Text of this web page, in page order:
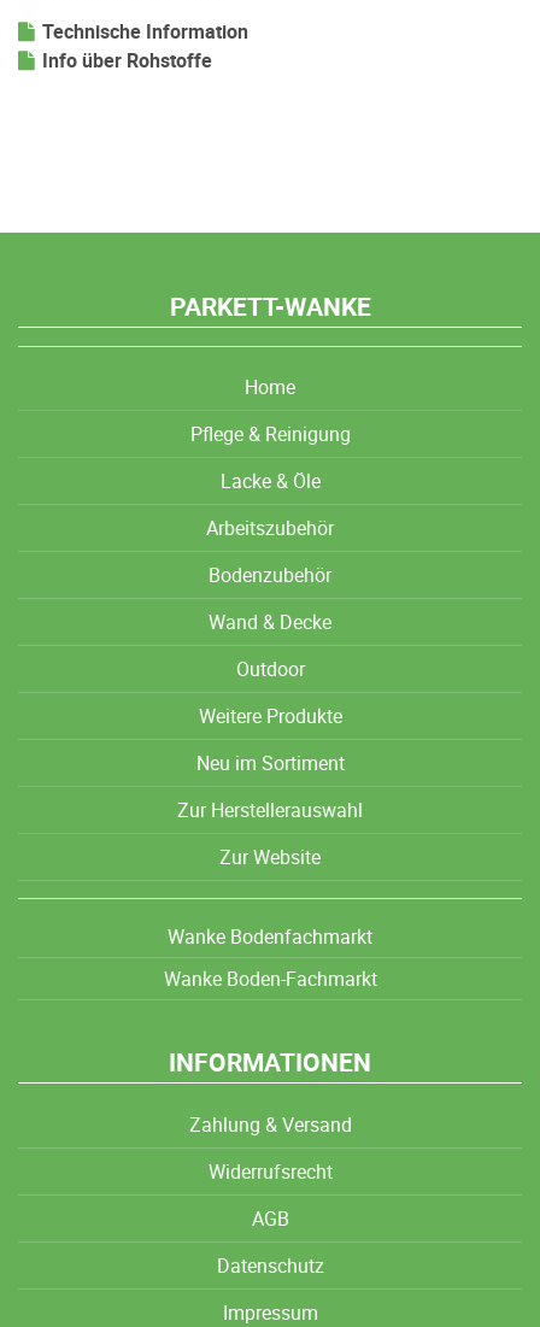
Technische Information
Info über Rohstoffe
PARKETT-WANKE
Home
Pflege & Reinigung
Lacke & Öle
Arbeitszubehör
Bodenzubehör
Wand & Decke
Outdoor
Weitere Produkte
Neu im Sortiment
Zur Herstellerauswahl
Zur Website
Wanke Bodenfachmarkt
Wanke Boden-Fachmarkt
INFORMATIONEN
Zahlung & Versand
Widerrufsrecht
AGB
Datenschutz
Impressum